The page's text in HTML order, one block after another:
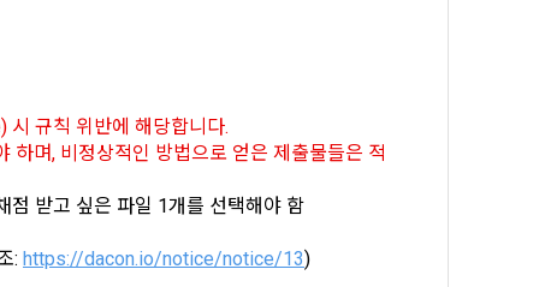
을 정하여
표시하지
전기통신사
문서 및
추가 개인정
점에서 이용
해 안내 드
규칙 위반에 해당합니다.
하며, 비정상적인 방법으로 얻은 제출물들은 적
점 받고 싶은 파일 1개를 선택해야 함
: https://dacon.io/notice/notice/13)